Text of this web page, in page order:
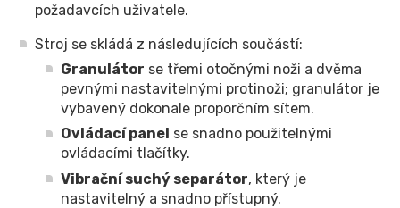
požadavcích uživatele.
Stroj se skládá z následujících součástí:
Granulátor se třemi otočnými noži a dvěma
pevnými nastavitelnými protinoži; granulátor je
vybavený dokonale proporčním sítem.
Ovládací panel se snadno použitelnými
ovládacími tlačítky.
Vibrační suchý separátor, který je
nastavitelný a snadno přístupný.